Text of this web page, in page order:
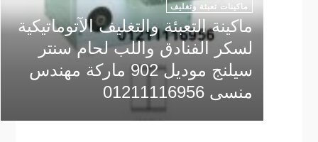
ماكينات تعبئة وتغليف
ماكينة التعبئة والتغليف الآتوماتيكية
لسكر الفنادق واللب لحام سنتر
سيلنج موديل 902 ماركة مهندس
منسى 01211116956